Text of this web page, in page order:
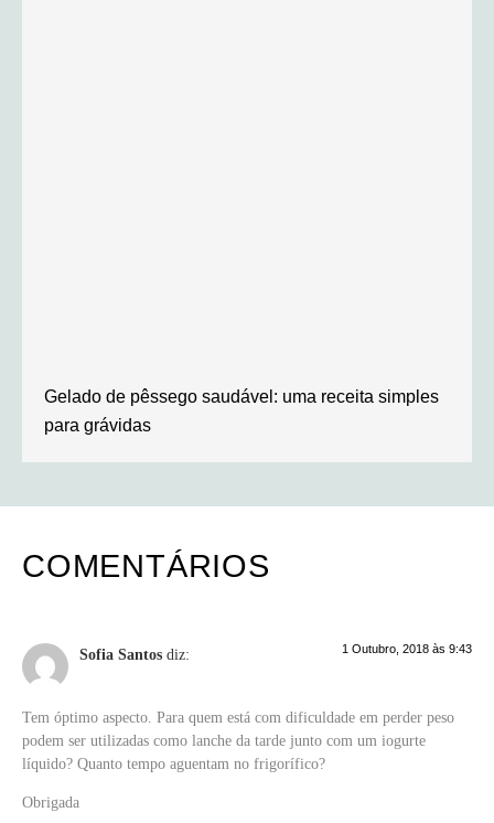
Gelado de pêssego saudável: uma receita simples
para grávidas
COMENTÁRIOS
Sofia Santos diz: 1 Outubro, 2018 às 9:43
Tem óptimo aspecto. Para quem está com dificuldade em perder peso
podem ser utilizadas como lanche da tarde junto com um iogurte
líquido? Quanto tempo aguentam no frigorífico?
Obrigada